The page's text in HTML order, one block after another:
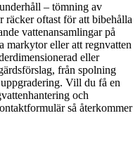
– tömning av
räcker oftast för att bibehålla
vattenansamlingar på
markytor eller att regnvatten
eller
från spolning
Vill du få en
och
så återkommer